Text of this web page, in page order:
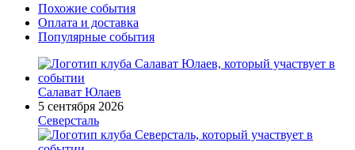
Похожие события
Оплата и доставка
Популярные события
Салават Юлаев
5 сентября 2026
Северсталь